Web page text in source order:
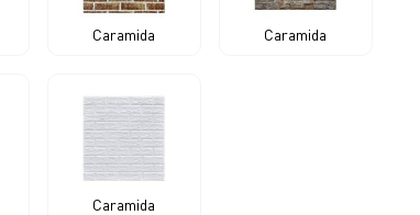
Caramida Caramida
Caramida